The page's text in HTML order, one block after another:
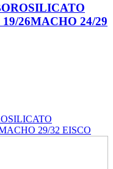
26MACHO 24/29